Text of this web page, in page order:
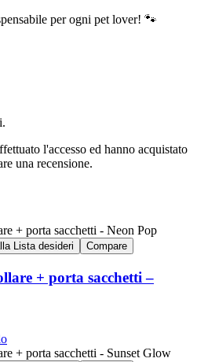
per ogni pet lover! 🐾
l'accesso ed hanno acquistato
una recensione.
Lista desideri Compare
+ porta sacchetti –